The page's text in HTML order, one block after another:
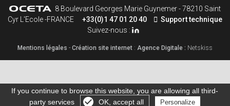
8 Boulevard Georges Marie Guynemer - 78210 Saint
Cyr L'Ecole -FRANCE
+33(0)1 47 01 20 40
Support technique
Suivez-nous :
Mentions légales - Création site internet : Agence Digitale : Netskiss
Gérer les cookies
If you continue to browse this website, you are allowing all third-
party services
OK, accept all Personalize